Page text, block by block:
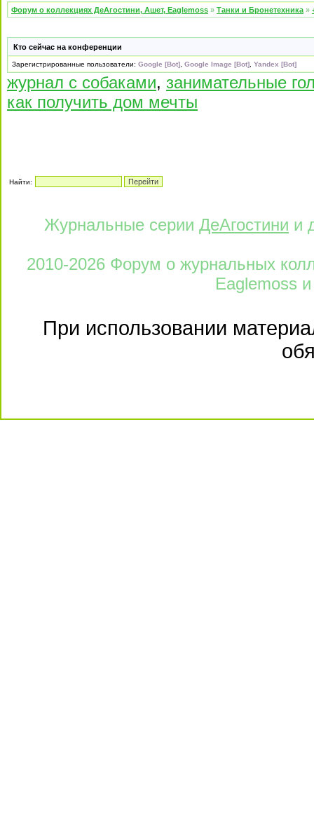
Форум о коллекциях ДеАгостини, Ашет, Eaglemoss » Танки и Бронетехника »
Кто сейчас на конференции
Зарегистрированные пользователи: Google [Bot] Google Image [Bot] Yandex [Bot]
журнал с собаками, занимательные
как получить дом мечты
Найти:
Журнальные серии ДеАгостини и
2010-2026 Форум о журнальных
Eaglemoss и
При использовании